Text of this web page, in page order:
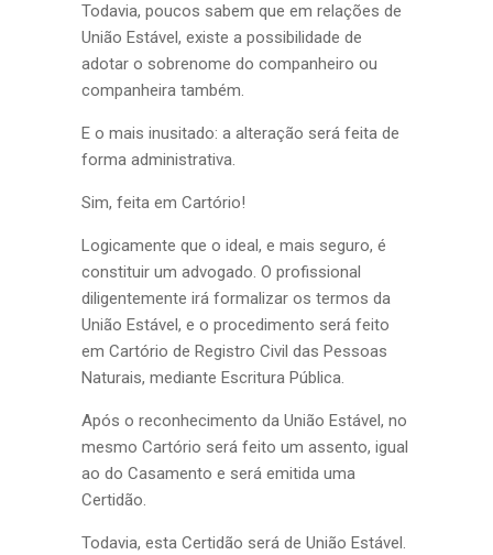
Todavia, poucos sabem que em relações de
União Estável, existe a possibilidade de
adotar o sobrenome do companheiro ou
companheira também.
E o mais inusitado: a alteração será feita de
forma administrativa.
Sim, feita em Cartório!
Logicamente que o ideal, e mais seguro, é
constituir um advogado. O profissional
diligentemente irá formalizar os termos da
União Estável, e o procedimento será feito
em Cartório de Registro Civil das Pessoas
Naturais, mediante Escritura Pública.
Após o reconhecimento da União Estável, no
mesmo Cartório será feito um assento, igual
ao do Casamento e será emitida uma
Certidão.
Todavia, esta Certidão será de União Estável.